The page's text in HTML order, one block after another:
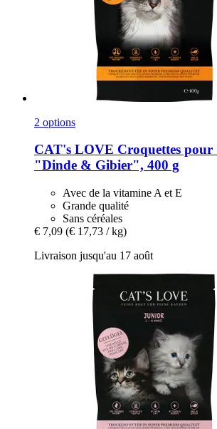
2 options
CAT's LOVE Croquettes
"Dinde & Gibier", 400 g
Avec de la vitamine A et E
Grande qualité
Sans céréales
€ 7,09 (€ 17,73 / kg)
Livraison jusqu'au 17 août